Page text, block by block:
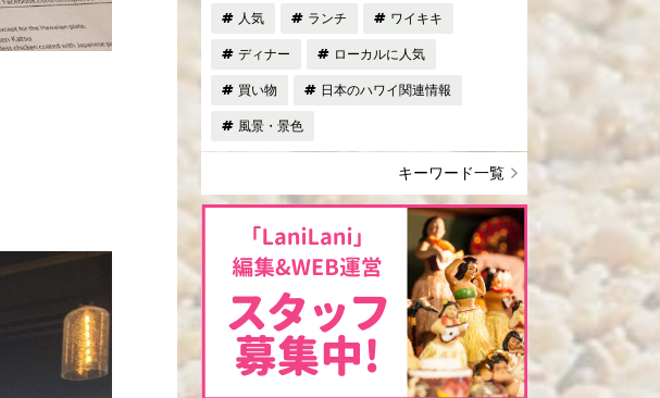
人気 ランチ ワイキキ
ディナー ローカルに人気
買い物 日本のハワイ関連情報
風景・景色
キーワード一覧